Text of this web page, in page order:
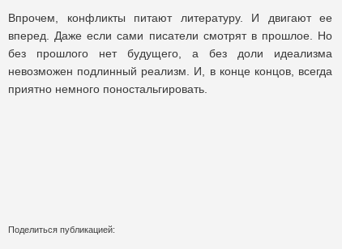
Впрочем, конфликты питают литературу. И двигают ее
вперед. Даже если сами писатели смотрят в прошлое. Но
без прошлого нет будущего, а без доли идеализма
невозможен подлинный реализм. И, в конце концов, всегда
приятно немного поностальгировать.
Поделиться публикацией: